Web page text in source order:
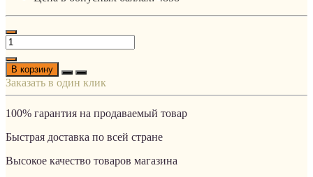
В корзину
Заказать в один клик
100% гарантия на продаваемый товар
Быстрая доставка по всей стране
Высокое качество товаров магазина